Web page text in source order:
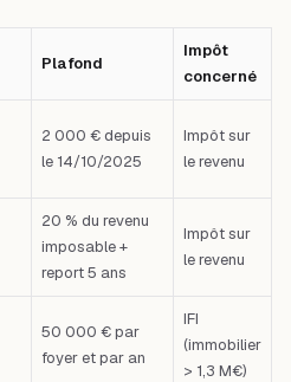
Plafond
Impôt
concerné
2 000 € depuis
le 14/10/2025
Impôt sur
le revenu
20 % du revenu
imposable +
report 5 ans
Impôt sur
le revenu
50 000 € par
foyer et par an
IFI
(immobilier
> 1,3 M€)